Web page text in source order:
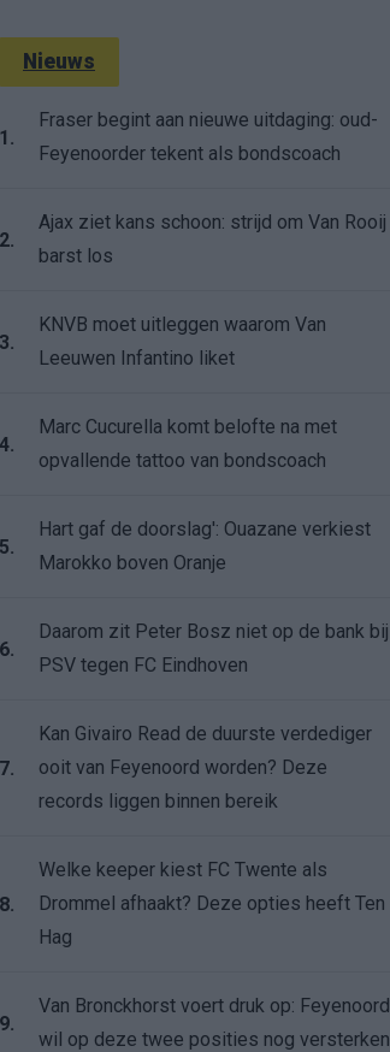
Nieuws
1.
Fraser begint aan nieuwe uitdaging: oud-
Feyenoorder tekent als bondscoach
2.
Ajax ziet kans schoon: strijd om Van Rooij
barst los
3.
KNVB moet uitleggen waarom Van
Leeuwen Infantino liket
4.
Marc Cucurella komt belofte na met
opvallende tattoo van bondscoach
5.
Hart gaf de doorslag': Ouazane verkiest
Marokko boven Oranje
6.
Daarom zit Peter Bosz niet op de bank bij
PSV tegen FC Eindhoven
7.
Kan Givairo Read de duurste verdediger
ooit van Feyenoord worden? Deze
records liggen binnen bereik
8.
Welke keeper kiest FC Twente als
Drommel afhaakt? Deze opties heeft Ten
Hag
9.
Van Bronckhorst voert druk op: Feyenoord
wil op deze twee posities nog versterken